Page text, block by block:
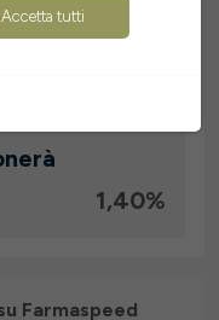
1,40%
Farmaspeed
Accetta tutti